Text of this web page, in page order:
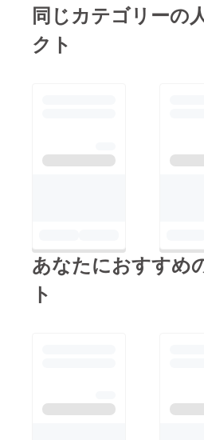
同じカテゴリーの
クト
あなたにおすすめ
ト